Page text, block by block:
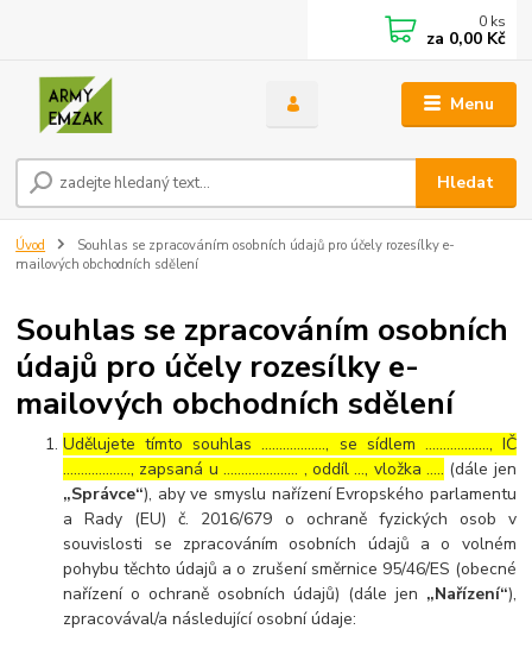
Menu
Hledat
0 ks
za 0,00 Kč
Úvod
Souhlas se zpracováním osobních údajů pro účely rozesílky e-
mailových obchodních sdělení
Souhlas se zpracováním osobních
údajů pro účely rozesílky e-
mailových obchodních sdělení
Udělujete tímto souhlas ……………..., se sídlem ………………, IČ
………………., zapsaná u ………………… , oddíl …, vložka ….. (dále jen
„Správce“), aby ve smyslu nařízení Evropského parlamentu
a Rady (EU) č. 2016/679 o ochraně fyzických osob v
souvislosti se zpracováním osobních údajů a o volném
pohybu těchto údajů a o zrušení směrnice 95/46/ES (obecné
nařízení o ochraně osobních údajů) (dále jen „Nařízení“),
zpracovával/a následující osobní údaje: